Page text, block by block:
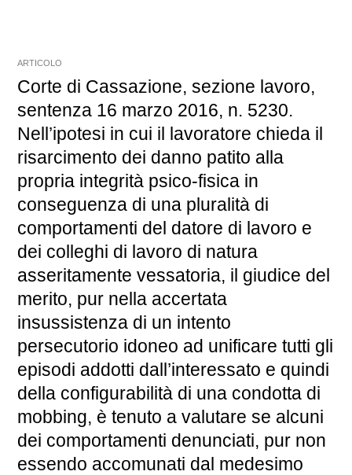
ARTICOLO
Corte di Cassazione, sezione lavoro,
sentenza 16 marzo 2016, n. 5230.
Nell’ipotesi in cui il lavoratore chieda il
risarcimento dei danno patito alla
propria integrità psico-fisica in
conseguenza di una pluralità di
comportamenti del datore di lavoro e
dei colleghi di lavoro di natura
asseritamente vessatoria, il giudice del
merito, pur nella accertata
insussistenza di un intento
persecutorio idoneo ad unificare tutti gli
episodi addotti dall’interessato e quindi
della configurabilità di una condotta di
mobbing, è tenuto a valutare se alcuni
dei comportamenti denunciati, pur non
essendo accomunati dal medesimo